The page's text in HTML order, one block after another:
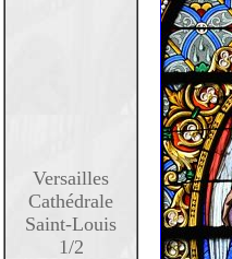
Versailles
Cathédrale
Saint-Louis
1/2